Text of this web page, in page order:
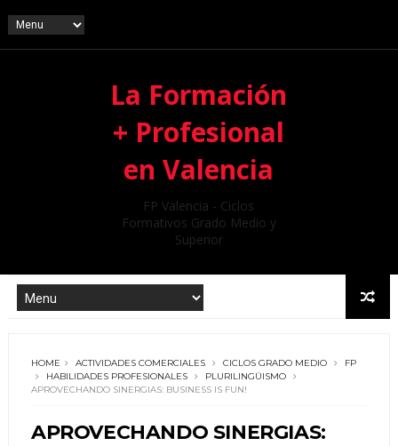
La Formación
+ Profesional
en Valencia
FP Valencia - Ciclos
Formativos Grado Medio y
Superior
HOME ACTIVIDADES COMERCIALES CICLOS GRADO MEDIO
FP
HABILIDADES PROFESIONALES
PLURILINGÜISMO
APROVECHANDO SINERGIAS: BUSINESS IS FUN!
APROVECHANDO SINERGIAS: